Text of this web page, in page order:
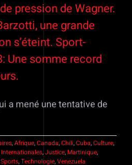
pression de Wagner.
une grande
s’éteint. Sport-
Une somme record
a mené une tentative de
,Afrique,Canada,Chili,Cuba,Culture,
Internationales,Justice, Martinique,
Sports,Technologie,Venezuela